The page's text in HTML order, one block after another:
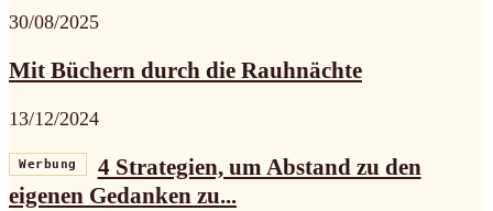
30/08/2025
Mit Büchern durch die Rauhnächte
13/12/2024
Werbung
4 Strategien, um Abstand zu den
eigenen Gedanken zu...